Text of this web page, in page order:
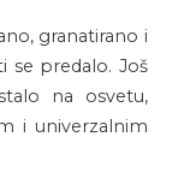
granatirano i
se predalo. Još
na osvetu,
i univerzalnim